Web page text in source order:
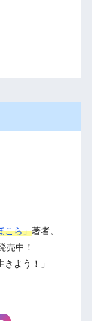
こら」著者。
売中！
よう！」